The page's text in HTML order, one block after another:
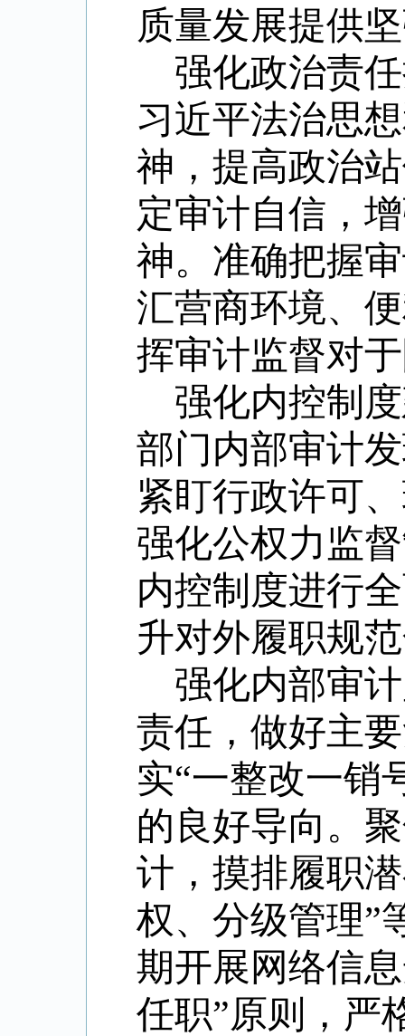
质量发展提供
强化政治责
习近平法治思
神，提高政治
定审计自信，
神。准确把握
汇营商环境、
挥审计监督对
强化内控制
部门内部审计
紧盯行政许可
强化公权力监
内控制度进行
升对外履职规
强化内部审
责任，做好主
实“一整改一销
的良好导向。
计，摸排履职
权、分级管理”
期开展网络信
任职”原则，严